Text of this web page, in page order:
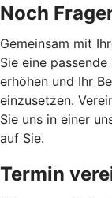
Noch
Gemeinsam mit
Sie eine
erhöhen und Ihr
einzusetzen.
Sie uns in einer
auf Sie.
Termin